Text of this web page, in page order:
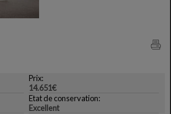
Prix:
14.651€
Etat de conservation:
Excellent